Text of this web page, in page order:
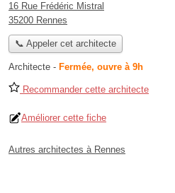
16 Rue Frédéric Mistral
35200 Rennes
📞 Appeler cet architecte
Architecte - Fermée, ouvre à 9h
Recommander cette architecte
Améliorer cette fiche
Autres architectes à Rennes